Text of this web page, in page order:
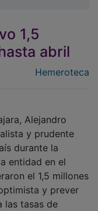
1,5
abril
Alejandro
y prudente
durante la
entidad en el
el 1,5 millones
y prever
las tasas de